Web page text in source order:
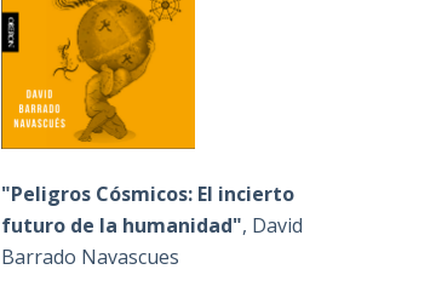
"Peligros Cósmicos: El incierto
futuro de la humanidad", David
Barrado Navascues